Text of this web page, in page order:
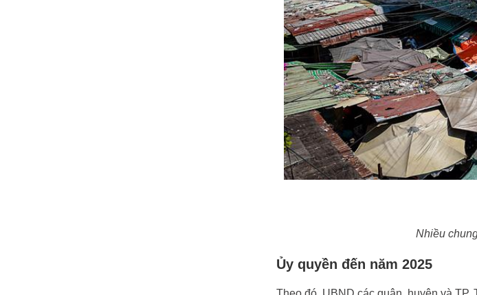
Nhiều
Ủy quyền đến năm 2025